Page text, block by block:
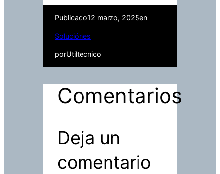
Publicado12 marzo, 2025en
Soluciónes
porUtiltecnico
Comentarios
Deja un
comentario